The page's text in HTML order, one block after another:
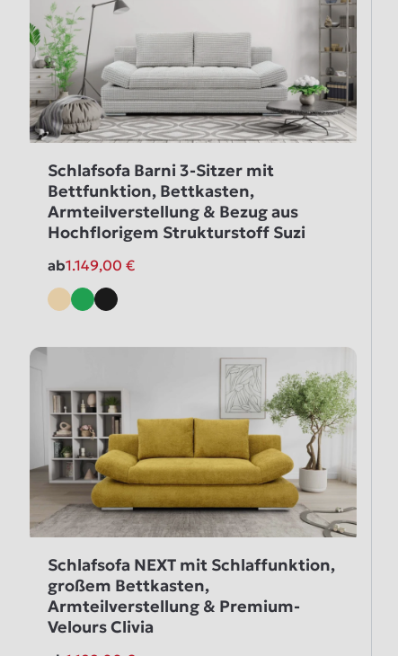
Schlafsofa Barni 3-Sitzer mit
Bettfunktion, Bettkasten,
Armteilverstellung & Bezug aus
Hochflorigem Strukturstoff Suzi
ab1.149,00 €
Schlafsofa NEXT mit Schlaffunktion,
großem Bettkasten,
Armteilverstellung & Premium-
Velours Clivia